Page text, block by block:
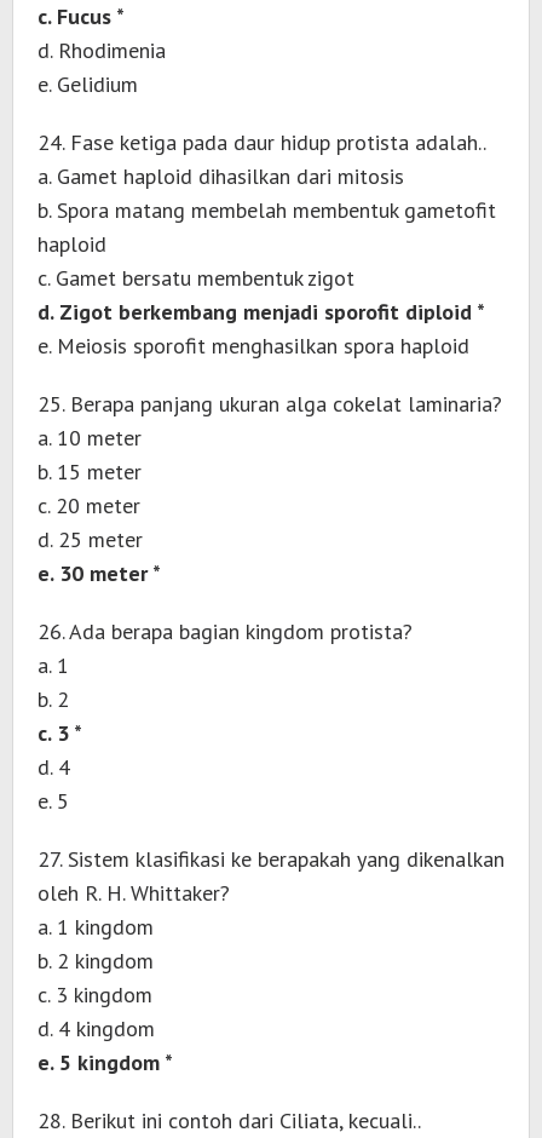
c. Fucus *
d. Rhodimenia
e. Gelidium
24. Fase ketiga pada daur hidup protista adalah..
a. Gamet haploid dihasilkan dari mitosis
b. Spora matang membelah membentuk gametofit
haploid
c. Gamet bersatu membentuk zigot
d. Zigot berkembang menjadi sporofit diploid *
e. Meiosis sporofit menghasilkan spora haploid
25. Berapa panjang ukuran alga cokelat laminaria?
a. 10 meter
b. 15 meter
c. 20 meter
d. 25 meter
e. 30 meter *
26. Ada berapa bagian kingdom protista?
a. 1
b. 2
c. 3 *
d. 4
e. 5
27. Sistem klasifikasi ke berapakah yang dikenalkan
oleh R. H. Whittaker?
a. 1 kingdom
b. 2 kingdom
c. 3 kingdom
d. 4 kingdom
e. 5 kingdom *
28. Berikut ini contoh dari Ciliata, kecuali..